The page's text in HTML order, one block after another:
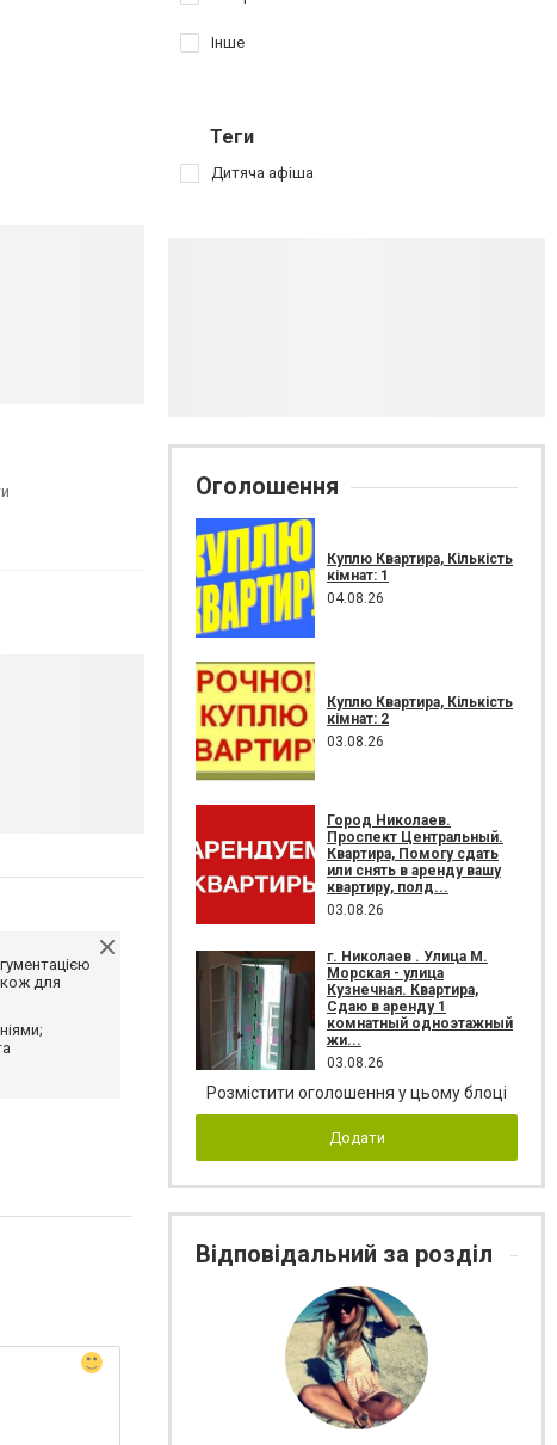
для
Інше
Теги
Дитяча афіша
Оголошення
Куплю Квартира, Кількість
кімнат: 1
04.08.26
Куплю Квартира, Кількість
кімнат: 2
03.08.26
Город Николаев.
Проспект Центральный.
Квартира, Помогу сдать
или снять в аренду вашу
квартиру, полд...
03.08.26
г. Николаев . Улица М.
Морская - улица
Кузнечная. Квартира,
Сдаю в аренду 1
комнатный одноэтажный
жи...
03.08.26
Розмістити оголошення у цьому блоці
Додати
Відповідальний за розділ